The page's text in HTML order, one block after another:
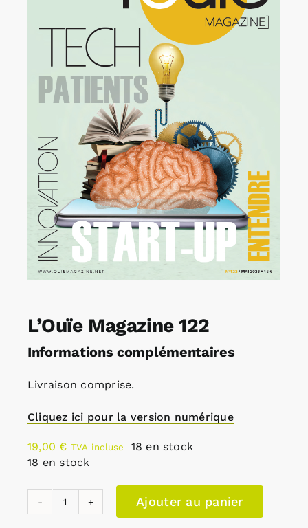
Rechercher:
Annonces emploi
L’Ouïe Magazine 122
Informations complémentaires
Livraison comprise.
Cliquez ici pour la version numérique
19,00 € TVA incluse
18 en stock
18 en stock
Ajouter au panier